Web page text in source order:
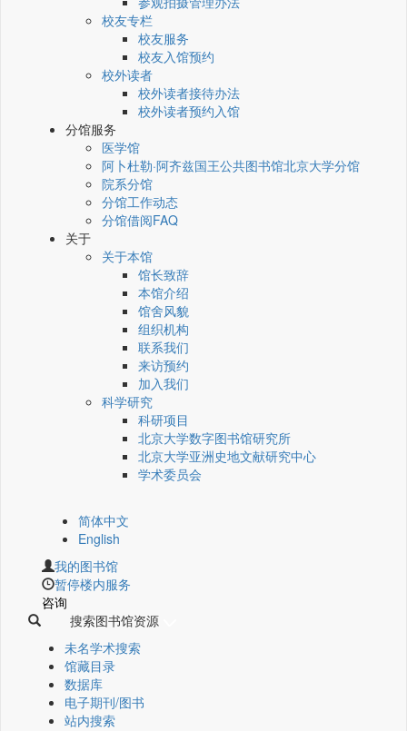
校友专栏
校友服务
校友入馆预约
校外读者
校外读者接待办法
校外读者预约入馆
分馆服务
医学馆
阿卜杜勒·阿齐兹国王公共图书馆北京大学分馆
院系分馆
分馆工作动态
分馆借阅FAQ
关于
关于本馆
馆长致辞
本馆介绍
馆舍风貌
组织机构
联系我们
来访预约
加入我们
科学研究
科研项目
北京大学数字图书馆研究所
北京大学亚洲史地文献研究中心
学术委员会
简体中文
English
我的图书馆
暂停楼内服务
咨询
搜索图书馆资源
未名学术搜索
馆藏目录
数据库
电子期刊/图书
站内搜索